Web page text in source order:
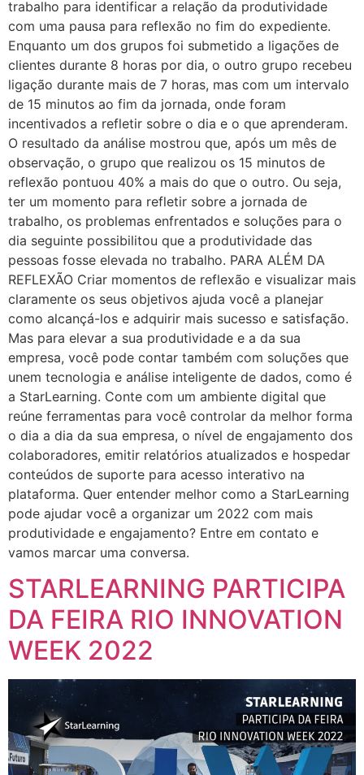
trabalho para identificar a relação da produtividade
com uma pausa para reflexão no fim do expediente.
Enquanto um dos grupos foi submetido a ligações de
clientes durante 8 horas por dia, o outro grupo recebeu
ligação durante mais de 7 horas, mas com um intervalo
de 15 minutos ao fim da jornada, onde foram
incentivados a refletir sobre o dia e o que aprenderam.
O resultado da análise mostrou que, após um mês de
observação, o grupo que realizou os 15 minutos de
reflexão pontuou 40% a mais do que o outro. Ou seja,
ter um momento para refletir sobre a jornada de
trabalho, os problemas enfrentados e soluções para o
dia seguinte possibilitou que a produtividade das
pessoas fosse elevada no trabalho. PARA ALÉM DA
REFLEXÃO Criar momentos de reflexão e visualizar mais
claramente os seus objetivos ajuda você a planejar
como alcançá-los e adquirir mais sucesso e satisfação.
Mas para elevar a sua produtividade e a da sua
empresa, você pode contar também com soluções que
unem tecnologia e análise inteligente de dados, como é
a StarLearning. Conte com um ambiente digital que
reúne ferramentas para você controlar da melhor forma
o dia a dia da sua empresa, o nível de engajamento dos
colaboradores, emitir relatórios atualizados e hospedar
conteúdos de suporte para acesso interativo na
plataforma. Quer entender melhor como a StarLearning
pode ajudar você a organizar um 2022 com mais
produtividade e engajamento? Entre em contato e
vamos marcar uma conversa.
STARLEARNING PARTICIPA
DA FEIRA RIO INNOVATION
WEEK 2022